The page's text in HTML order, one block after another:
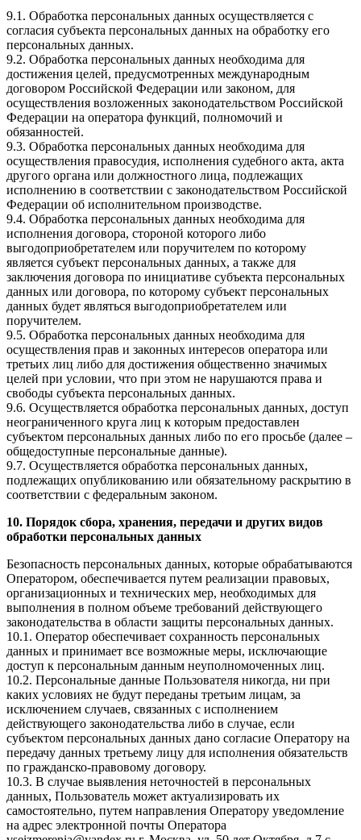
9.1. Обработка персональных данных осуществляется с
согласия субъекта персональных данных на обработку его
персональных данных.
9.2. Обработка персональных данных необходима для
достижения целей, предусмотренных международным
договором Российской Федерации или законом, для
осуществления возложенных законодательством Российской
Федерации на оператора функций, полномочий и
обязанностей.
9.3. Обработка персональных данных необходима для
осуществления правосудия, исполнения судебного акта, акта
другого органа или должностного лица, подлежащих
исполнению в соответствии с законодательством Российской
Федерации об исполнительном производстве.
9.4. Обработка персональных данных необходима для
исполнения договора, стороной которого либо
выгодоприобретателем или поручителем по которому
является субъект персональных данных, а также для
заключения договора по инициативе субъекта персональных
данных или договора, по которому субъект персональных
данных будет являться выгодоприобретателем или
поручителем.
9.5. Обработка персональных данных необходима для
осуществления прав и законных интересов оператора или
третьих лиц либо для достижения общественно значимых
целей при условии, что при этом не нарушаются права и
свободы субъекта персональных данных.
9.6. Осуществляется обработка персональных данных, доступ
неограниченного круга лиц к которым предоставлен
субъектом персональных данных либо по его просьбе (далее –
общедоступные персональные данные).
9.7. Осуществляется обработка персональных данных,
подлежащих опубликованию или обязательному раскрытию в
соответствии с федеральным законом.
10. Порядок сбора, хранения, передачи и других видов
обработки персональных данных
Безопасность персональных данных, которые обрабатываются
Оператором, обеспечивается путем реализации правовых,
организационных и технических мер, необходимых для
выполнения в полном объеме требований действующего
законодательства в области защиты персональных данных.
10.1. Оператор обеспечивает сохранность персональных
данных и принимает все возможные меры, исключающие
доступ к персональным данным неуполномоченных лиц.
10.2. Персональные данные Пользователя никогда, ни при
каких условиях не будут переданы третьим лицам, за
исключением случаев, связанных с исполнением
действующего законодательства либо в случае, если
субъектом персональных данных дано согласие Оператору на
передачу данных третьему лицу для исполнения обязательств
по гражданско-правовому договору.
10.3. В случае выявления неточностей в персональных
данных, Пользователь может актуализировать их
самостоятельно, путем направления Оператору уведомление
на адрес электронной почты Оператора